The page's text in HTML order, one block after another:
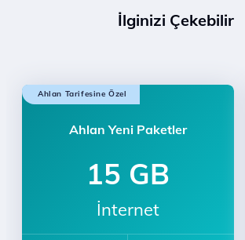
İlginizi Çekebilir
Ahlan Tarifesine Özel
Ahlan Yeni Paketler
15 GB
İnternet